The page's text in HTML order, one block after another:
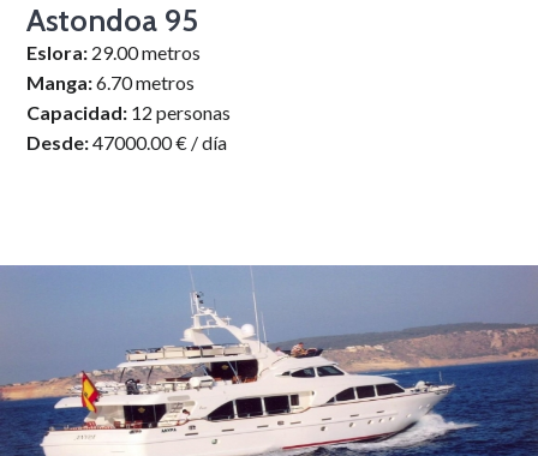
Astondoa 95
Eslora: 29.00 metros
Manga:6.70 metros
Capacidad: 12 personas
Desde:47000.00 € / día